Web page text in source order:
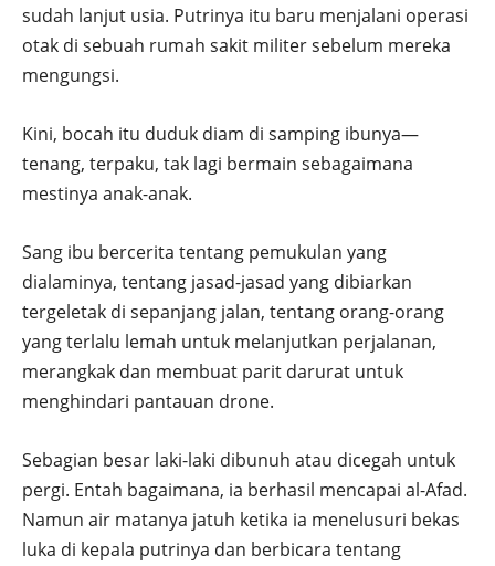
sudah lanjut usia. Putrinya itu baru menjalani operasi
otak di sebuah rumah sakit militer sebelum mereka
mengungsi.
Kini, bocah itu duduk diam di samping ibunya—
tenang, terpaku, tak lagi bermain sebagaimana
mestinya anak-anak.
Sang ibu bercerita tentang pemukulan yang
dialaminya, tentang jasad-jasad yang dibiarkan
tergeletak di sepanjang jalan, tentang orang-orang
yang terlalu lemah untuk melanjutkan perjalanan,
merangkak dan membuat parit darurat untuk
menghindari pantauan drone.
Sebagian besar laki-laki dibunuh atau dicegah untuk
pergi. Entah bagaimana, ia berhasil mencapai al-Afad.
Namun air matanya jatuh ketika ia menelusuri bekas
luka di kepala putrinya dan berbicara tentang